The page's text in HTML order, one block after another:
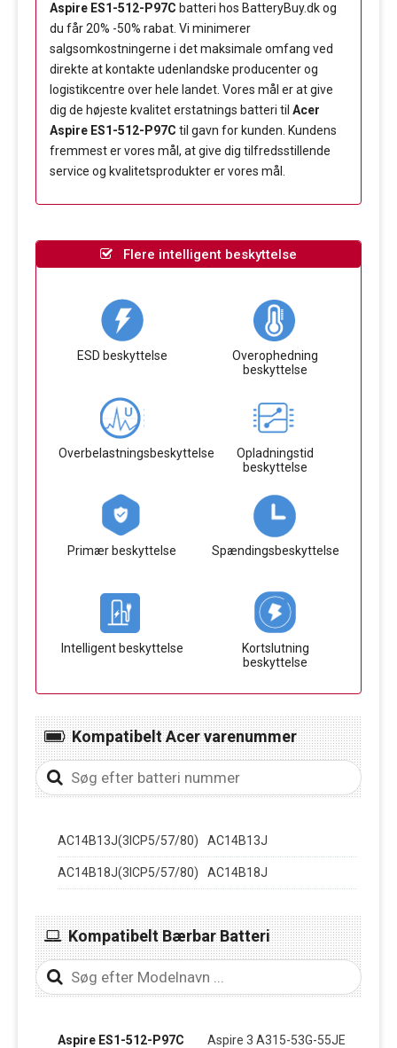
Aspire ES1-512-P97C batteri hos BatteryBuy.dk og
du får 20% -50% rabat. Vi minimerer
salgsomkostningerne i det maksimale omfang ved
direkte at kontakte udenlandske producenter og
logistikcentre over hele landet. Vores mål er at give
dig de højeste kvalitet erstatnings batteri til Acer
Aspire ES1-512-P97C til gavn for kunden. Kundens
fremmest er vores mål, at give dig tilfredsstillende
service og kvalitetsprodukter er vores mål.
Flere intelligent beskyttelse
ESD beskyttelse
Overophedning
beskyttelse
Overbelastningsbeskyttelse
Opladningstid
beskyttelse
Primær beskyttelse Spændingsbeskyttelse
Intelligent beskyttelse
Kortslutning
beskyttelse
Kompatibelt Acer varenummer
AC14B13J(3ICP5/57/80) AC14B13J
AC14B18J(3ICP5/57/80) AC14B18J
Kompatibelt Bærbar Batteri
Aspire ES1-512-P97C Aspire 3 A315-53G-55JE